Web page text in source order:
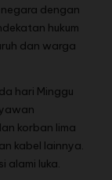
dengan
hukum
dan warga
hari Minggu
korban lima
kabel lainnya.
alami luka.